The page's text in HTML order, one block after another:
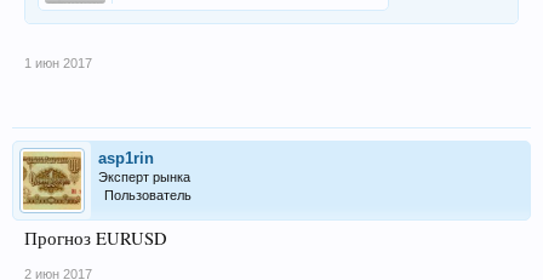
1 июн 2017
asp1rin
Эксперт рынка
Пользователь
Прогноз EURUSD
2 июн 2017